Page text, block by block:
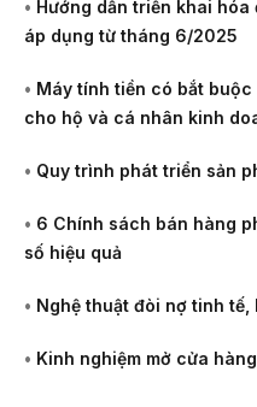
• Hướng dẫn triển khai
áp dụng từ tháng 6/2025
• Máy tính tiền có bắt
cho hộ và cá nhân kinh
• Quy trình phát triển sản
• 6 Chính sách bán hàng
số hiệu quả
• Nghệ thuật đòi nợ tinh tế,
• Kinh nghiệm mở cửa